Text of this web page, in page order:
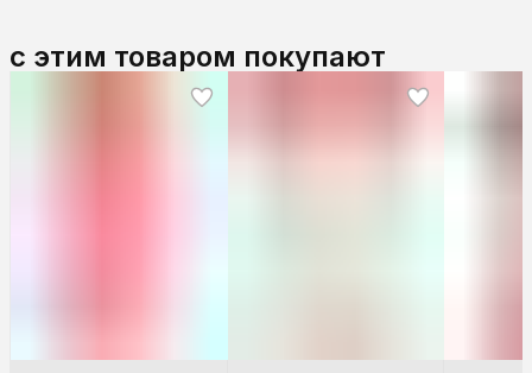
с этим товаром покупают